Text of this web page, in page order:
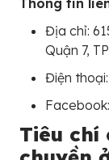
Địa chỉ:
Quận 7,
Điện
Tiêu chí